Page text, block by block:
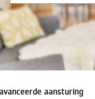
aansturing